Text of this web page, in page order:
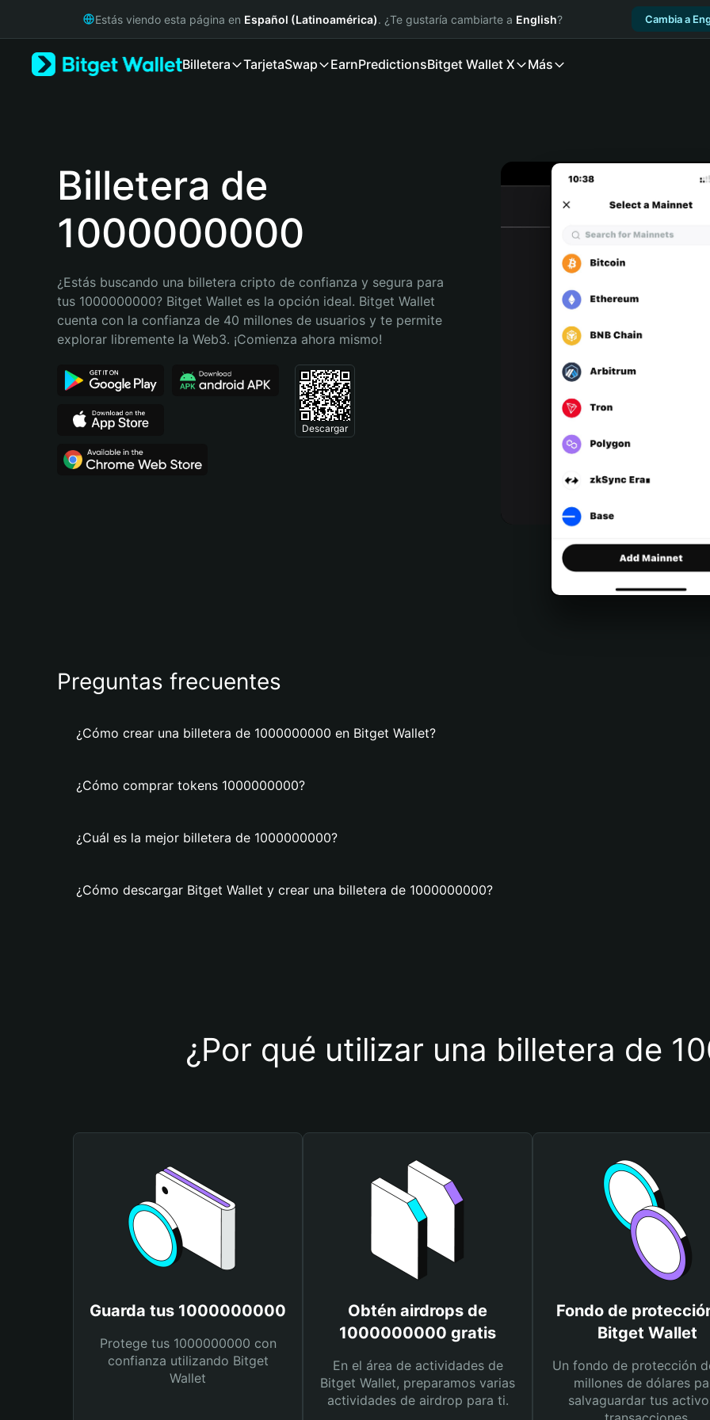
Русский
Português (Portugal)
Bahasa Indonesia
Português (Brasil)
Español (Argentina)
Estás viendo esta página en Español (Latinoamérica). ¿Te gustaría cambiarte a English? Cambia a
Billetera TarjetaSwap EarnPredictionsBitget Wallet X Más
Billetera de
1000000000
¿Estás buscando una billetera cripto de confianza y segura para
tus 1000000000? Bitget Wallet es la opción ideal. Bitget Wallet
cuenta con la confianza de 40 millones de usuarios y te permite
explorar libremente la Web3. ¡Comienza ahora mismo!
Descargar
Preguntas frecuentes
¿Cómo crear una billetera de 1000000000 en Bitget Wallet?
¿Cómo comprar tokens 1000000000?
¿Cuál es la mejor billetera de 1000000000?
¿Cómo descargar Bitget Wallet y crear una billetera de 1000000000?
¿Por qué utilizar una billetera de
Guarda tus 1000000000
Protege tus 1000000000 con
confianza utilizando Bitget
Wallet
Obtén airdrops de
1000000000 gratis
En el área de actividades de
Bitget Wallet, preparamos varias
actividades de airdrop para ti.
Fondo de
Bitget Wallet
Un fondo de protección
millones de dólares
salvaguardar tus